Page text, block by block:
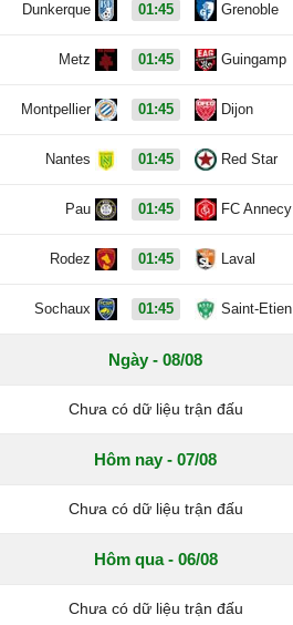
Dunkerque 01:45 Grenoble
Metz 01:45 Guingamp
Montpellier 01:45 Dijon
Nantes 01:45 Red Star
Pau 01:45 FC Annecy
Rodez 01:45 Laval
Sochaux 01:45 Saint-Etien
Ngày - 08/08
Chưa có dữ liệu trận đấu
Hôm nay - 07/08
Chưa có dữ liệu trận đấu
Hôm qua - 06/08
Chưa có dữ liệu trận đấu